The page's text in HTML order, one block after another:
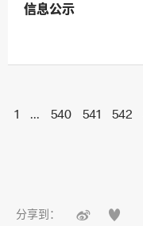
信息公示
信息公示
1 ... 540 541 542
分享到：  